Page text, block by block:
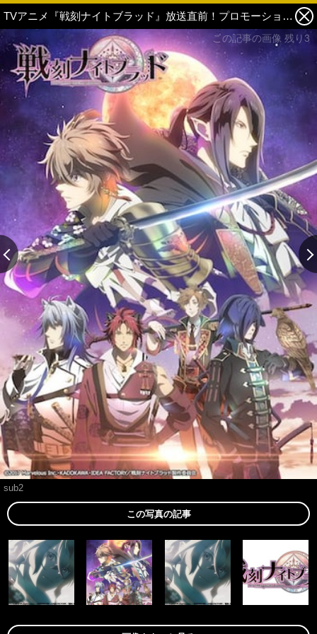
TVアニメ『戦刻ナイトブラッド』放送直前！プロモーションビデオ第2弾公開！ 2枚目の写真・画像
sub2
この記事の画像 残り3
この写真の記事